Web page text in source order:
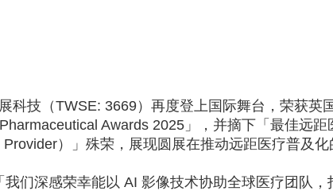
科技（TWSE: 3669）再度登上国际舞台，荣获英
Awards 2025 」，并摘下「最佳远
Provider）」殊荣，展现圆展在推动远距医疗普及化
们深感荣幸能以 AI 影像技术协助全球医疗团队